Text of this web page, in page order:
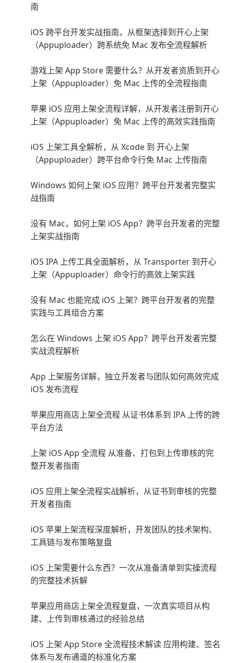
南
iOS 跨平台开发实战指南，从框架选择到开心上架
（Appuploader）跨系统免 Mac 发布全流程解析
游戏上架 App Store 需要什么？从开发者资质到开心
上架（Appuploader）免 Mac 上传的全流程指南
苹果 iOS 应用上架全流程详解，从开发者注册到开心
上架（Appuploader）免 Mac 上传的高效实践指南
iOS 上架工具全解析，从 Xcode 到 开心上架
（Appuploader）跨平台命令行免 Mac 上传指南
Windows 如何上架 iOS 应用？跨平台开发者完整实
战指南
没有 Mac，如何上架 iOS App？跨平台开发者的完整
上架实战指南
iOS IPA 上传工具全面解析，从 Transporter 到开心
上架（Appuploader）命令行的高效上架实践
没有 Mac 也能完成 iOS 上架？跨平台开发者的完整
实践与工具组合方案
怎么在 Windows 上架 iOS App？跨平台开发者完整
实战流程解析
App 上架服务详解，独立开发者与团队如何高效完成
iOS 发布流程
苹果应用商店上架全流程 从证书体系到 IPA 上传的跨
平台方法
上架 iOS App 全流程 从准备、打包到上传审核的完
整开发者指南
iOS 应用上架全流程实战解析，从证书到审核的完整
开发者指南
iOS 苹果上架流程深度解析，开发团队的技术架构、
工具链与发布策略复盘
iOS 上架需要什么东西？一次从准备清单到实操流程
的完整技术拆解
苹果应用商店上架全流程复盘，一次真实项目从构
建、上传到审核通过的经验总结
iOS 上架 App Store 全流程技术解读 应用构建、签名
体系与发布通道的标准化方案